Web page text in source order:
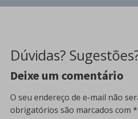
Dúvidas?
Deixe um comentário
O seu endereço de e-mail não
obrigatórios são marcados com *